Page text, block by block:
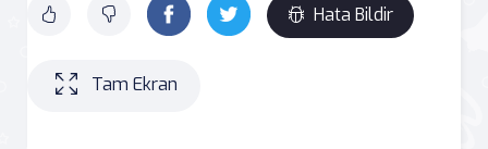
Hata Bildir
Tam Ekran